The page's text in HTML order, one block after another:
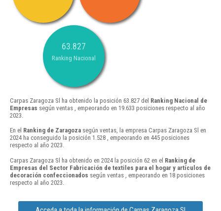
63.827
Ranking Nacional
Carpas Zaragoza Sl ha obtenido la posición 63.827 del Ranking Nacional de
Empresas según ventas , empeorando en 19.633 posiciones respecto al año
2023.
En el Ranking de Zaragoza según ventas, la empresa Carpas Zaragoza Sl en
2024 ha conseguido la posición 1.528 , empeorando en 445 posiciones
respecto al año 2023.
Carpas Zaragoza Sl ha obtenido en 2024 la posición 62 en el Ranking de
Empresas del Sector Fabricación de textiles para el hogar y artículos de
decoración confeccionados según ventas , empeorando en 18 posiciones
respecto al año 2023.